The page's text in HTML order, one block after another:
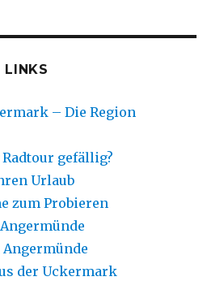
LINKS
– Die Region
gefällig?
Urlaub
zum Probieren
der Uckermark